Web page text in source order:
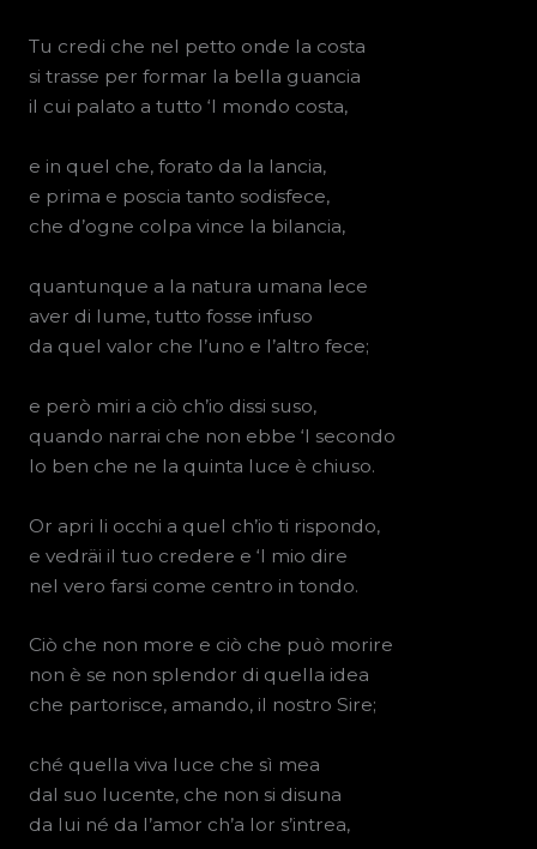
Tu credi che nel petto onde la costa
si trasse per formar la bella guancia
il cui palato a tutto ‘l mondo costa,
e in quel che, forato da la lancia,
e prima e poscia tanto sodisfece,
che d’ogne colpa vince la bilancia,
quantunque a la natura umana lece
aver di lume, tutto fosse infuso
da quel valor che l’uno e l’altro fece;
e però miri a ciò ch’io dissi suso,
quando narrai che non ebbe ‘l secondo
lo ben che ne la quinta luce è chiuso.
Or apri li occhi a quel ch’io ti rispondo,
e vedräi il tuo credere e ‘l mio dire
nel vero farsi come centro in tondo.
Ciò che non more e ciò che può morire
non è se non splendor di quella idea
che partorisce, amando, il nostro Sire;
ché quella viva luce che sì mea
dal suo lucente, che non si disuna
da lui né da l’amor ch’a lor s’intrea,